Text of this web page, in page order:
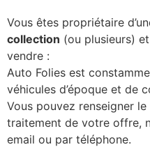
Vous êtes propriétaire
collection (ou plusieurs)
vendre :
Auto Folies est
véhicules d’époque et de
Vous pouvez renseigner
traitement de votre offre,
email ou par téléphone.